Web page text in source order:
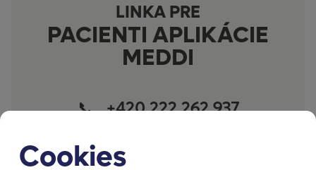
LINKA PRE
PACIENTI APLIKÁCIE
MEDDI
+420 222 262 937
Cookies